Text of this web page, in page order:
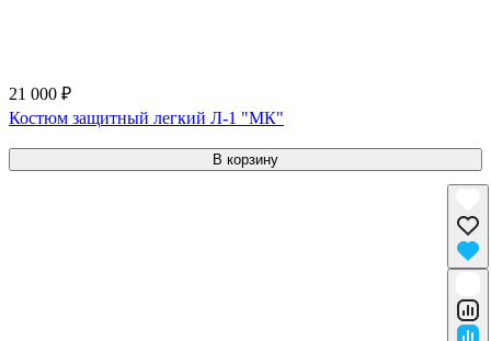
21 000 ₽
Костюм защитный легкий Л-1 "МК"
В корзину